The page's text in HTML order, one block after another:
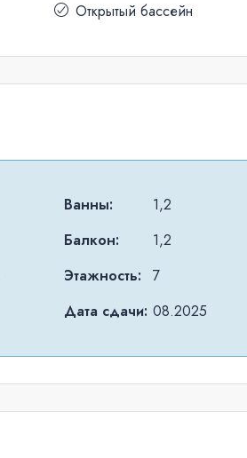
Открытый бассейн
Ванны:
1,2
Балкон:
1,2
Этажность:
7
Дата сдачи: 08.2025